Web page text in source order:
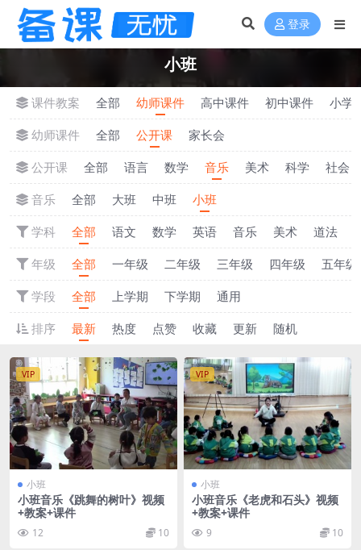
登录
小班
课件教案 全部 幼师课件 高中课件 初中课件
小学
幼师课件
全部 公开课
家长会
公开课
全部 语言 数学 音乐 美术 科学
社会
音乐
全部 大班 中班
小班
学科
全部 语文 数学 英语 音乐 美术 道法
年级
全部 一年级 二年级 三年级 四年级
五年级
学段
全部 上学期 下学期
通用
排序
最新 热度 点赞 收藏 更新 随机
VIP
小班
小班音乐《跳舞的树叶》视频
+教案+课件
12 10
VIP
小班
小班音乐《老虎和石头》视频
+教案+课件
9 10